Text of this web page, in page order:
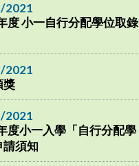
2021
度 小一自行分配學位取錄
2021
獎
2021
度小一入學「自行分配學
請須知